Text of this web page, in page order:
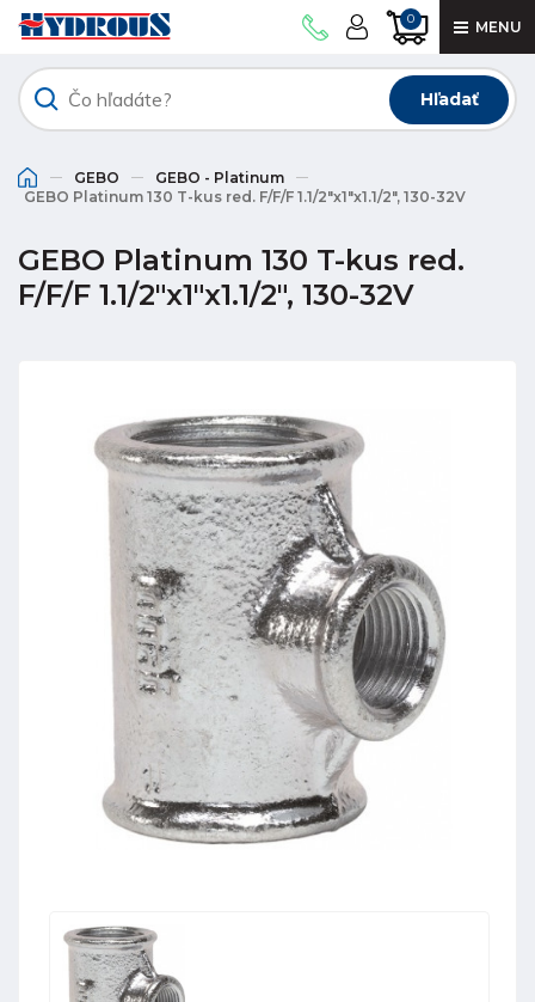
0 MENU
Hľadať
GEBO
GEBO - Platinum
GEBO Platinum 130 T-kus red. F/F/F 1.1/2"x1"x1.1/2", 130-32V
GEBO Platinum 130 T-kus red.
F/F/F 1.1/2"x1"x1.1/2", 130-32V